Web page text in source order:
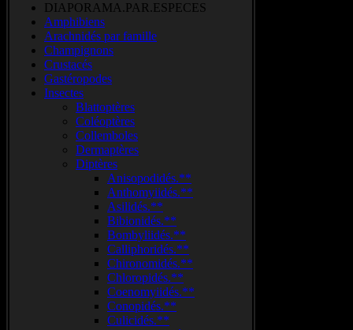
DIAPORAMA.PAR.ESPECES
Amphibiens
Arachnidés par famille
Champignons
Crustacés
Gastéropodes
Insectes
Blattoptères
Coléoptères
Collemboles
Dermaptères
Diptères
Anisopodidés.**
Anthomyiidés.**
Asilidés.**
Bibionidés.**
Bombyliidés.**
Calliphoridés.**
Chironomidés.**
Chloropidés.**
Coenomyiidés.**
Conopidés.**
Culicidés.**